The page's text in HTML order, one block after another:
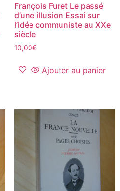
François Furet Le passé
d’une illusion Essai sur
l’idée communiste au XXe
siècle
10,00€
Ajouter au panier